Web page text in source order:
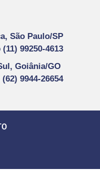
São Paulo/SP
(11) 99250-4613
Goiânia/GO
(62) 9944-26654